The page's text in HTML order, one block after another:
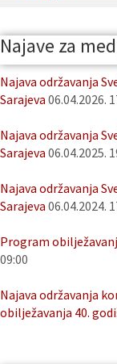
Najave za
Najava održavanja
Sarajeva 06.04.2026.
Najava održavanja
Sarajeva 06.04.2025.
Najava održavanja
Sarajeva 06.04.2024.
Program
09:00
Najava održavanja
obilježavanja 40.